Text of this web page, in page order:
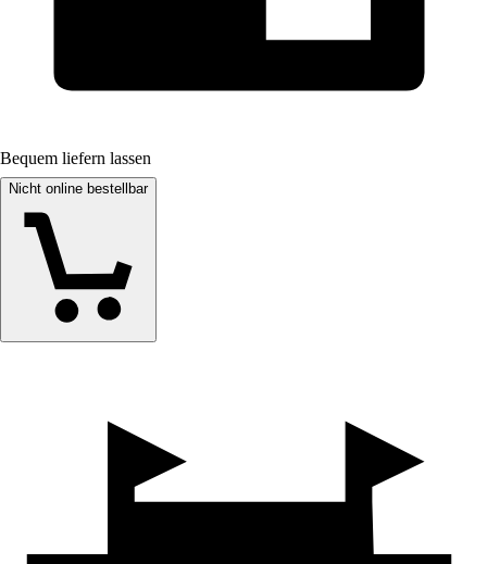
Bequem liefern lassen
Nicht online bestellbar